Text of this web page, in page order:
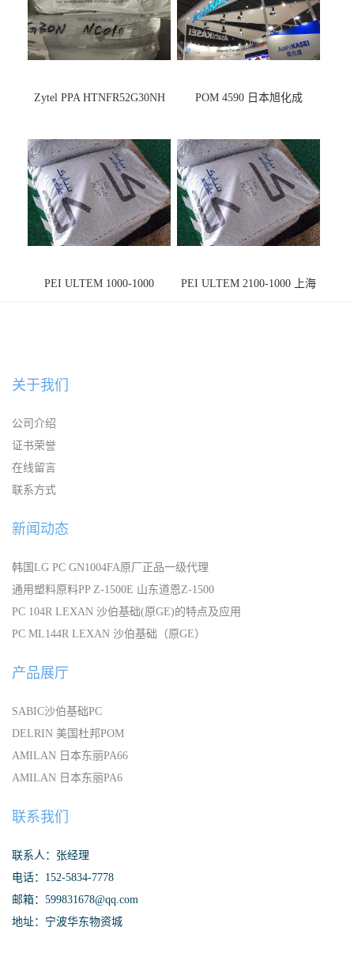
Zytel PPA HTNFR52G30NH POM 4590 日本旭化成
PEI ULTEM 1000-1000
PEI ULTEM 2100-1000 上海
关于我们
公司介绍
证书荣誉
在线留言
联系方式
新闻动态
韩国LG PC GN1004FA原厂正品一级代理
通用塑料原料PP Z-1500E 山东道恩Z-1500
PC 104R LEXAN 沙伯基础(原GE)的特点及应用
PC ML144R LEXAN 沙伯基础（原GE）
产品展厅
SABIC沙伯基础PC
DELRIN 美国杜邦POM
AMILAN 日本东丽PA66
AMILAN 日本东丽PA6
联系我们
联系人：张经理
电话：152-5834-7778
邮箱：599831678@qq.com
地址：宁波华东物资城